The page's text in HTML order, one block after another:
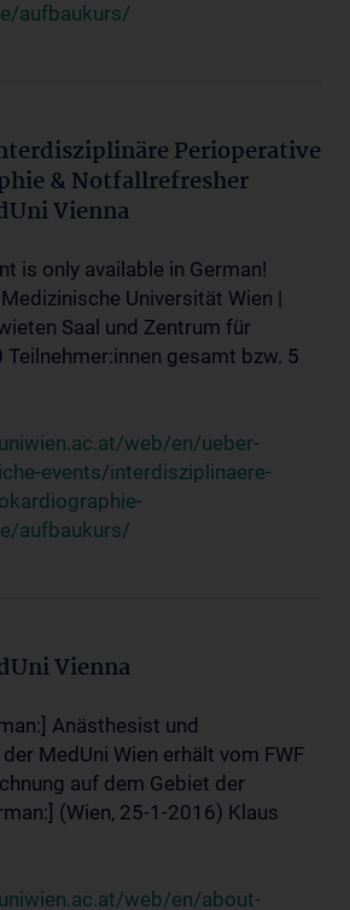
aufbaukurs/
Perioperative
& Notfallrefresher
Vienna
is only available in German!
Universität Wien |
Saal und Zentrum für
gesamt bzw. 5
web/en/ueber-
events/interdisziplinaere-
aufbaukurs/
Vienna
Anästhesist und
MedUni Wien erhält vom FWF
auf dem Gebiet der
(Wien, 25-1-2016) Klaus
web/en/about-